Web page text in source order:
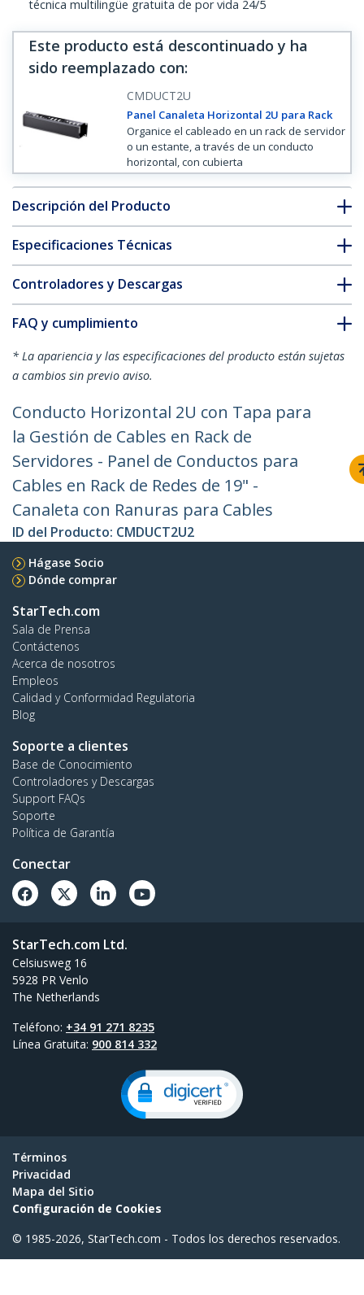
técnica multilingüe gratuita de por vida 24/5
Este producto está descontinuado y ha
sido reemplazado con:
CMDUCT2U
Panel Canaleta Horizontal 2U para Rack
Organice el cableado en un rack de servidor
o un estante, a través de un conducto
horizontal, con cubierta
Descripción del Producto
Especificaciones Técnicas
Controladores y Descargas
FAQ y cumplimiento
* La apariencia y las especificaciones del producto están sujetas
a cambios sin previo aviso.
Conducto Horizontal 2U con Tapa para
la Gestión de Cables en Rack de
Servidores - Panel de Conductos para
Cables en Rack de Redes de 19" -
Canaleta con Ranuras para Cables
ID del Producto: CMDUCT2U2
Hágase Socio
Dónde comprar
StarTech.com
Sala de Prensa
Contáctenos
Acerca de nosotros
Empleos
Calidad y Conformidad Regulatoria
Blog
Soporte a clientes
Base de Conocimiento
Controladores y Descargas
Support FAQs
Soporte
Política de Garantía
Conectar
StarTech.com Ltd.
Celsiusweg 16
5928 PR Venlo
The Netherlands
Teléfono: +34 91 271 8235
Línea Gratuita: 900 814 332
Términos
Privacidad
Mapa del Sitio
Configuración de Cookies
© 1985-2026, StarTech.com - Todos los derechos reservados.